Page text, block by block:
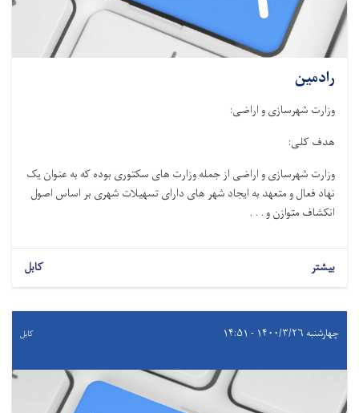
رادمین
وزارت شهرسازی و اراضی:
هدف کلی:
وزارت شهرسازی و اراضی از جمله وزارت های سکتوری بوده که به عنوان یک
نهاد فعال و متعهد به ایجاد شهر های دارای تسهیلات شهری بر اساس اصول
انکشاف متوازن و . . .
بیشتر کابل
چهارشنبه ۱۴۰۰/۳/۲۶ - ۱۴:۵۱ کابل